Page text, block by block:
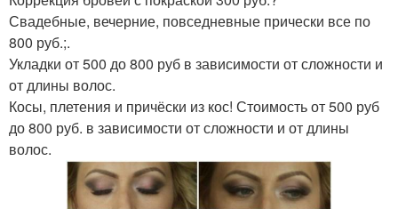
Свадебные, вечерние, повседневные прически все по
800 руб.;.
Укладки от 500 до 800 руб в зависимости от сложности и
от длины волос.
Косы, плетения и причёски из кос! Стоимость от 500 руб
до 800 руб. в зависимости от сложности и от длины
волос.